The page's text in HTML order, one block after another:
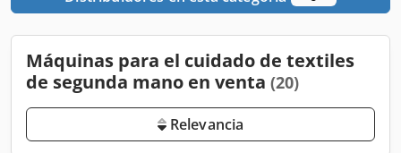
Máquinas para el cuidado de textiles
de segunda mano en venta (20)
Relevancia